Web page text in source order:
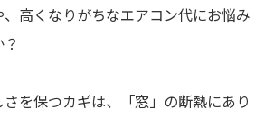
高くなりがちなエアコン代にお悩み
んか？
を保つカギは、「窓」の断熱にあり